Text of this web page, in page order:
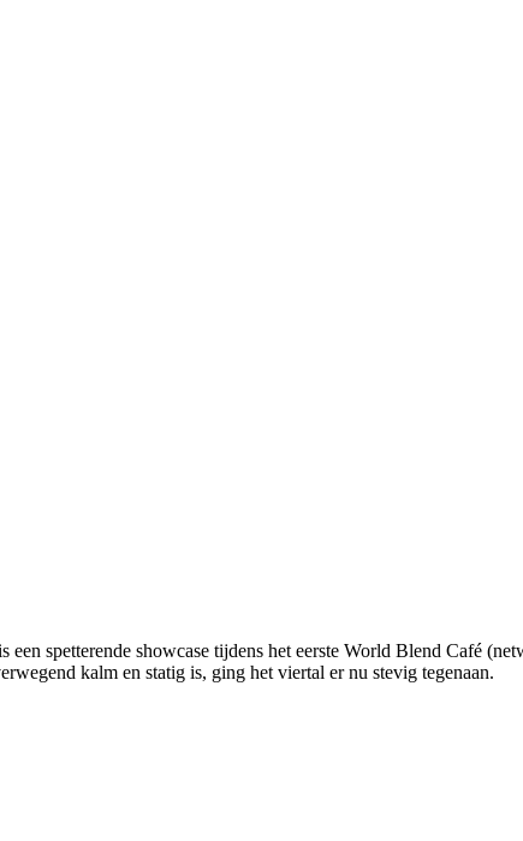
spetterende showcase tijdens het eerste World Blend Café
kalm en statig is, ging het viertal er nu stevig tegenaan.